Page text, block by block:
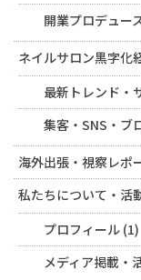
開業プロデュー
ネイルサロン黒字化
最新トレンド・
集客・SNS・ブ
海外出張・視察レポ
私たちについて・活
プロフィール (1)
メディア掲載・